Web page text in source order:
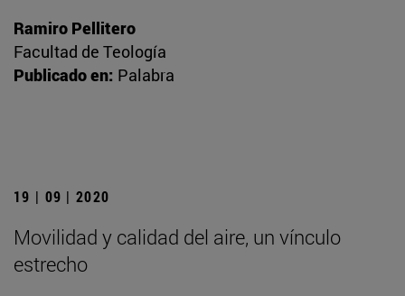
Ramiro Pellitero
Facultad de Teología
Publicado en: Palabra
19 | 09 | 2020
Movilidad y calidad del aire, un vínculo
estrecho